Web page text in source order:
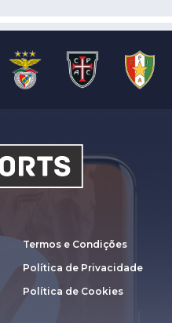
Termos e Condições
Política de Privacidade
Política de Cookies